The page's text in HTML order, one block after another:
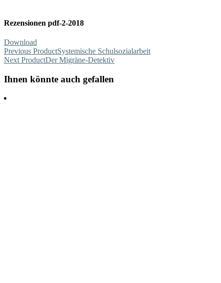
Rezensionen pdf-2-2018
Download
Previous ProductSystemische Schulsozialarbeit
Next ProductDer Migräne-Detektiv
Ihnen könnte auch gefallen